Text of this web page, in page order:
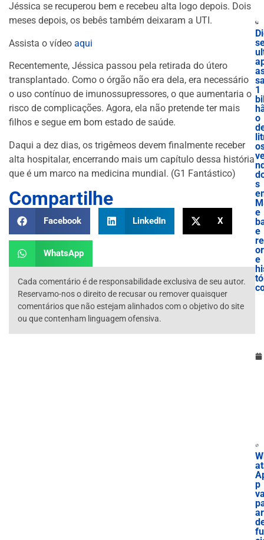
Jéssica se recuperou bem e recebeu alta logo depois. Dois
meses depois, os bebês também deixaram a UTI.
Assista o vídeo aqui
Recentemente, Jéssica passou pela retirada do útero
transplantado. Como o órgão não era dela, era necessário
o uso contínuo de imunossupressores, o que aumentaria o
risco de complicações. Agora, ela não pretende ter mais
filhos e segue em bom estado de saúde.
Daqui a dez dias, os trigêmeos devem finalmente receber
alta hospitalar, encerrando mais um capítulo dessa história
que é um marco na medicina mundial. (G1 Fantástico)
Compartilhe
Facebook LinkedIn X
WhatsApp
Cada comentário é de responsabilidade exclusiva de seu autor.
Reservamo-nos o direito de recusar ou remover quaisquer
comentários que não estejam alinhados com o objetivo do site
ou que contenham linguagem ofensiva.
1
o
s
e
e
e
p
ar